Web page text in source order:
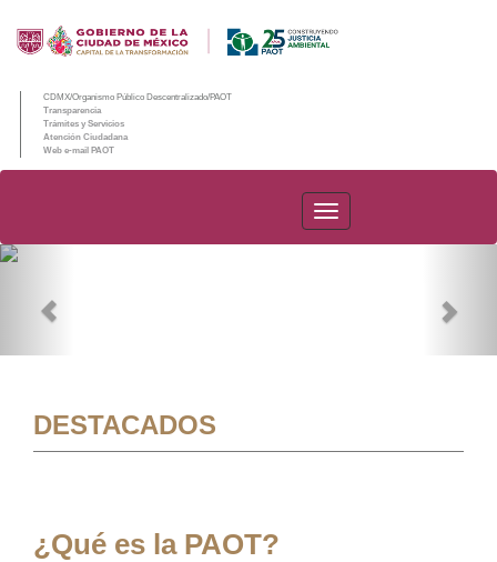
CDMX/Organismo Público Descentralizado/PAOT
Transparencia
Trámites y Servicios
Atención Ciudadana
Web e-mail PAOT
PAOT
DESTACADOS
¿Qué es la PAOT?